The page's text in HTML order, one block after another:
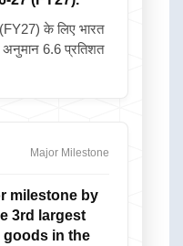
(FY27) के लिए भारत
अनुमान 6.6 प्रतिशत
Major Milestone
milestone by
3rd largest
in the